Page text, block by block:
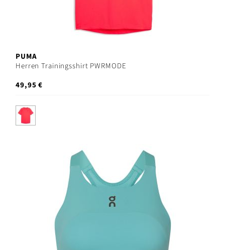
PUMA
Herren Trainingsshirt PWRMODE
49,95 €